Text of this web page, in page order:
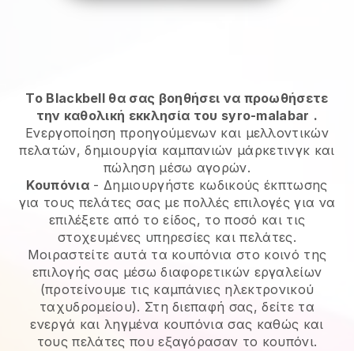
Το Blackbell θα σας βοηθήσει να προωθήσετε
την καθολική εκκλησία του syro-malabar .
Ενεργοποίηση προηγούμενων και μελλοντικών
πελατών, δημιουργία καμπανιών μάρκετινγκ και
πώληση μέσω αγορών.
Κουπόνια - Δημιουργήστε κωδικούς έκπτωσης
για τους πελάτες σας με πολλές επιλογές για να
επιλέξετε από το είδος, το ποσό και τις
στοχευμένες υπηρεσίες και πελάτες.
Μοιραστείτε αυτά τα κουπόνια στο κοινό της
επιλογής σας μέσω διαφορετικών εργαλείων
(προτείνουμε τις καμπάνιες ηλεκτρονικού
ταχυδρομείου). Στη διεπαφή σας, δείτε τα
ενεργά και ληγμένα κουπόνια σας καθώς και
τους πελάτες που εξαγόρασαν το κουπόνι.